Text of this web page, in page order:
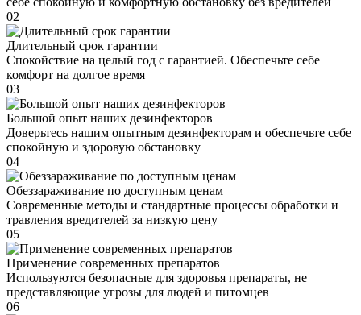
02
Длительный срок гарантии
Спокойствие на целый год с гарантией. Обеспечьте себе
комфорт на долгое время
03
Большой опыт наших дезинфекторов
Доверьтесь нашим опытным дезинфекторам и обеспечьте себе
спокойную и здоровую обстановку
04
Обеззараживание по доступным ценам
Современные методы и стандартные процессы обработки и
травления вредителей за низкую цену
05
Применение современных препаратов
Используются безопасные для здоровья препараты, не
представляющие угрозы для людей и питомцев
06